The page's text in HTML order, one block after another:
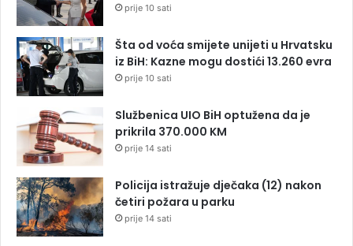
prije 10 sati
Šta od voća smijete unijeti u Hrvatsku
iz BiH: Kazne mogu dostići 13.260 evra
prije 10 sati
Službenica UIO BiH optužena da je
prikrila 370.000 KM
prije 14 sati
Policija istražuje dječaka (12) nakon
četiri požara u parku
prije 14 sati